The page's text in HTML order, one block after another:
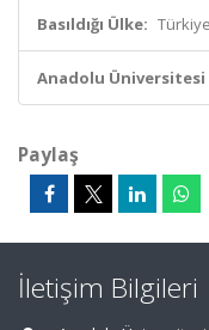
Basıldığı Ülke: Türkiye
Anadolu Üniversitesi
Paylaş
İletişim Bilgileri